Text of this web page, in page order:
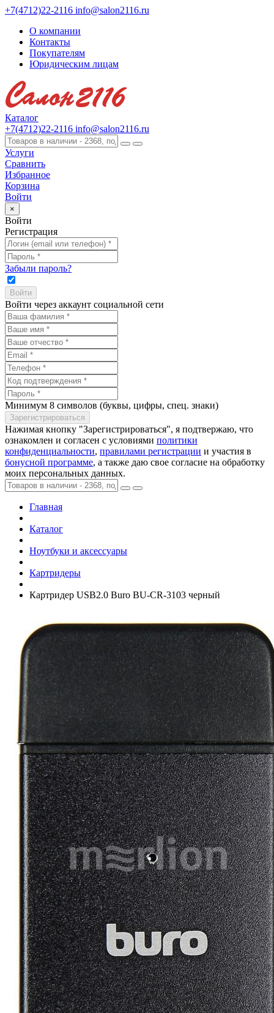
+7(4712)22-2116 info@salon2116.ru
О компании
Контакты
Покупателям
Юридическим лицам
Каталог
+7(4712)22-2116 info@salon2116.ru
Услуги
Сравнить
Избранное
Корзина
Войти
×
Войти
Регистрация
Забыли пароль?
Войти через аккаунт социальной сети
Минимум 8 символов (буквы, цифры, спец. знаки)
Нажимая кнопку "Зарегистрироваться", я подтвержаю, что
ознакомлен и согласен с условиями политики
конфиденциальности, правилами регистрации и участия в
бонусной программе, а также даю свое согласие на обработку
моих персональных данных.
Главная
Каталог
Ноутбуки и аксессуары
Картридеры
Картридер USB2.0 Buro BU-CR-3103 черный